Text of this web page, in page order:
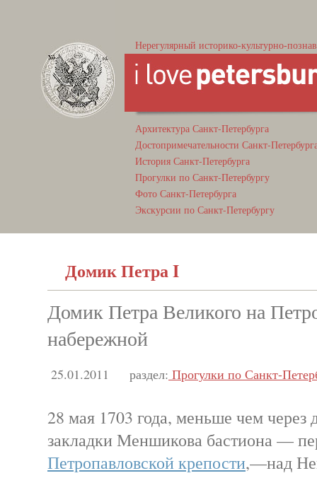
Нерегулярный историко-культурно-
Архитектура Санкт-Петербурга
Достопримечательности Санкт-
История Санкт-Петербурга
Прогулки по Санкт-Петербургу
Фото Санкт-Петербурга
Экскурсии по Санкт-Петербургу
Домик Петра I
Домик Петра Великого на
набережной
25.01.2011 раздел: Прогулки по Санкт-
28 мая 1703 года, меньше чем через
закладки Меншикова бастиона —
Петропавловской крепости,—над